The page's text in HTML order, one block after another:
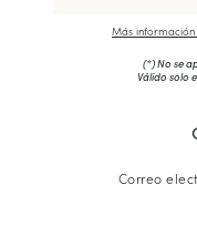
Más información
(*) No se
Válido solo
Correo